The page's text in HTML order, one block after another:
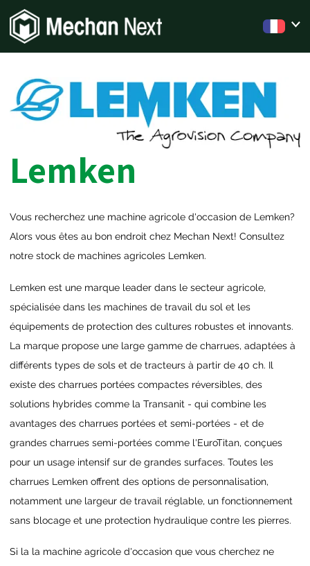
Lemken
Vous recherchez une machine agricole d'occasion de Lemken?
Alors vous êtes au bon endroit chez Mechan Next! Consultez
notre stock de machines agricoles Lemken.
Lemken est une marque leader dans le secteur agricole,
spécialisée dans les machines de travail du sol et les
équipements de protection des cultures robustes et innovants.
La marque propose une large gamme de charrues, adaptées à
différents types de sols et de tracteurs à partir de 40 ch. Il
existe des charrues portées compactes réversibles, des
solutions hybrides comme la Transanit - qui combine les
avantages des charrues portées et semi-portées - et de
grandes charrues semi-portées comme l'EuroTitan, conçues
pour un usage intensif sur de grandes surfaces. Toutes les
charrues Lemken offrent des options de personnalisation,
notamment une largeur de travail réglable, un fonctionnement
sans blocage et une protection hydraulique contre les pierres.
Si la la machine agricole d'occasion que vous cherchez ne